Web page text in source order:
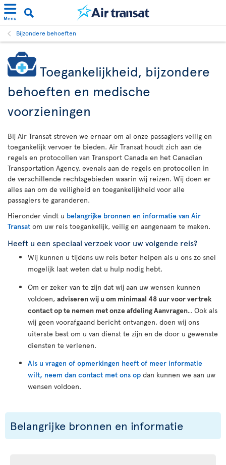
Menu
Bijzondere behoeften
Toegankelijkheid, bijzondere
behoeften en medische
voorzieningen
Bij Air Transat streven we ernaar om al onze passagiers veilig en
toegankelijk vervoer te bieden. Air Transat houdt zich aan de
regels en protocollen van Transport Canada en het Canadian
Transportation Agency, evenals aan de regels en protocollen in
de verschillende rechtsgebieden waarin wij reizen. Wij doen er
alles aan om de veiligheid en toegankelijkheid voor alle
passagiers te garanderen.
Hieronder vindt u belangrijke bronnen en informatie van Air
Transat om uw reis toegankelijk, veilig en aangenaam te maken.
Heeft u een speciaal verzoek voor uw volgende reis?
Wij kunnen u tijdens uw reis beter helpen als u ons zo snel
mogelijk laat weten dat u hulp nodig hebt.
Om er zeker van te zijn dat wij aan uw wensen kunnen
voldoen, adviseren wij u om minimaal 48 uur voor vertrek
contact op te nemen met onze afdeling Aanvragen.. Ook als
wij geen voorafgaand bericht ontvangen, doen wij ons
uiterste best om u van dienst te zijn en de door u gewenste
diensten te verlenen.
Als u vragen of opmerkingen heeft of meer informatie
wilt, neem dan contact met ons op dan kunnen we aan uw
wensen voldoen.
Belangrijke bronnen en informatie